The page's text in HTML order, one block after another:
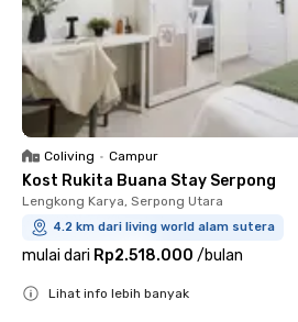
Coliving • Campur
Kost Rukita Buana Stay Serpong
Lengkong Karya, Serpong Utara
4.2 km dari living world alam sutera
mulai dari Rp2.518.000 /bulan
Lihat info lebih banyak